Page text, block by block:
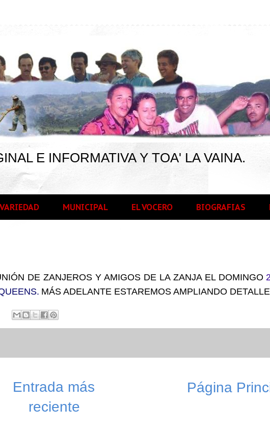
E INFORMATIVA Y TOA' LA VAINA.
VARIEDAD MUNICIPAL EL VOCERO BIOGRAFIAS
DE ZANJEROS Y AMIGOS DE LA ZANJA EL DOMINGO
MÁS ADELANTE ESTAREMOS AMPLIANDO
Entrada más
reciente
Página